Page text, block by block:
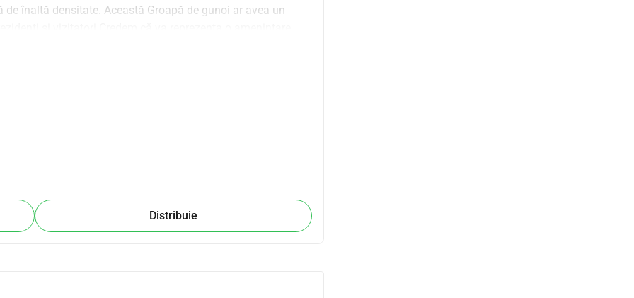
înaltă densitate. Această Groapă de gunoi ar avea un
Locația aleasă de Consiliu este total inadecvată și moral
să fie extins și îmbunătățit.Cerem ca cei afectați și
unească pentru a lupta împotriva acestei amplasări
Construcția a început deja. Avem urgent nevoie de
Vă mulțumim că ați avut timp să citiți acest mesaj.
Distribuie